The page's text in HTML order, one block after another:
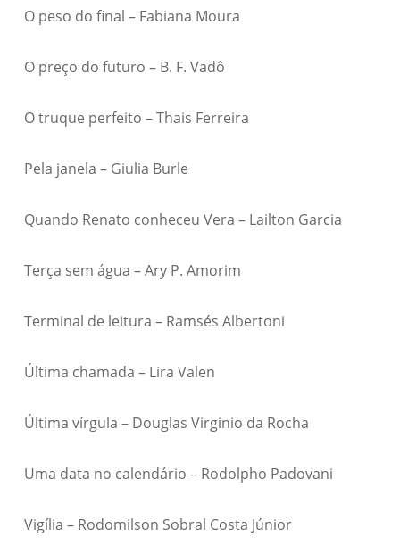
O peso do final – Fabiana Moura
O preço do futuro – B. F. Vadô
O truque perfeito – Thais Ferreira
Pela janela – Giulia Burle
Quando Renato conheceu Vera – Lailton Garcia
Terça sem água – Ary P. Amorim
Terminal de leitura – Ramsés Albertoni
Última chamada – Lira Valen
Última vírgula – Douglas Virginio da Rocha
Uma data no calendário – Rodolpho Padovani
Vigília – Rodomilson Sobral Costa Júnior